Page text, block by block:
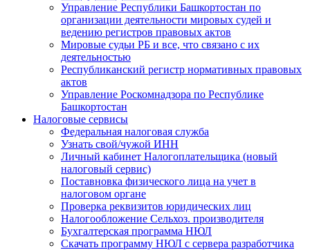
Управление Республики Башкортостан по
организации деятельности мировых судей и
ведению регистров правовых актов
Мировые судьи РБ и все, что связано с их
деятельностью
Республиканский регистр нормативных правовых
актов
Управление Роскомнадзора по Республике
Башкортостан
Налоговые сервисы
Федеральная налоговая служба
Узнать свой/чужой ИНН
Личный кабинет Налогоплательщика (новый
налоговый сервис)
Поставновка физического лица на учет в
налоговом органе
Проверка реквизитов юридических лиц
Налогообложение Сельхоз. производителя
Бухгалтерская программа НЮЛ
Скачать программу НЮЛ с сервера разработчика